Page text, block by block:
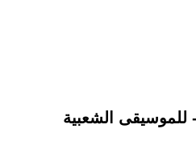
للموسيقى الشعبية